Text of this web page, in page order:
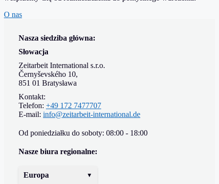
O nas
Nasza siedziba główna:
Słowacja
Zeitarbeit International s.r.o.
Černyševského 10,
851 01 Bratysława
Kontakt:
Telefon: +49 172 7477707
E-mail: info@zeitarbeit-international.de
Od poniedziałku do soboty: 08:00 - 18:00
Nasze biura regionalne:
Europa